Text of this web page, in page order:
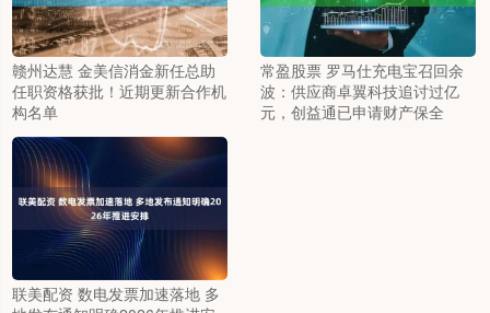
赣州达慧 金美信消金新任总助
任职资格获批！近期更新合作机
构名单
常盈股票 罗马仕充电宝召回余
波：供应商卓翼科技追讨过亿
元，创益通已申请财产保全
联美配资 数电发票加速落地 多